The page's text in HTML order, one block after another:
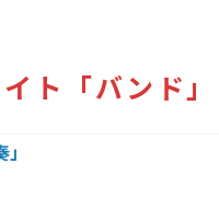
ト「バンド」